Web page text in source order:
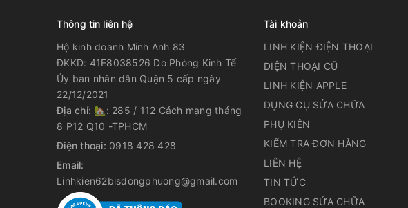
Thông tin liên hệ
Hộ kinh doanh Minh Anh 83
ĐKKD: 41E8038526 Do Phòng Kinh Tế
Ủy ban nhân dân Quận 5 cấp ngày
22/12/2021
Địa chỉ: 🏡: 285 / 112 Cách mạng tháng
8 P12 Q10 -TPHCM
Điện thoại: 0918 428 428
Email:
Linhkien62bisdongphuong@gmail.com
Tài khoản
LINH KIỆN ĐIỆN THOẠI
ĐIỆN THOẠI CŨ
LINH KIỆN APPLE
DỤNG CỤ SỬA CHỮA
PHỤ KIỆN
KIỂM TRA ĐƠN HÀNG
LIÊN HỆ
TIN TỨC
BOOKING SỬA CHỮA